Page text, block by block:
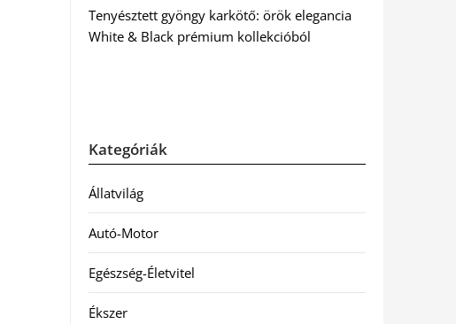
Tenyésztett gyöngy karkötő: örök elegancia
White & Black prémium kollekcióból
Kategóriák
Állatvilág
Autó-Motor
Egészség-Életvitel
Ékszer